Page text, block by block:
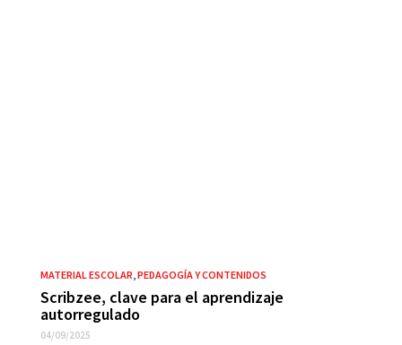
MATERIAL ESCOLAR,PEDAGOGÍA Y CONTENIDOS
Scribzee, clave para el aprendizaje
autorregulado
04/09/2025